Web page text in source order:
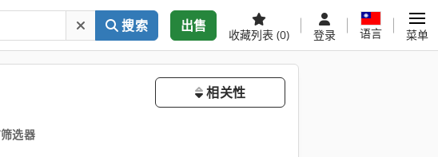
搜索 出售
收藏列表 (0) 登录 语言 菜单
相关性
选器